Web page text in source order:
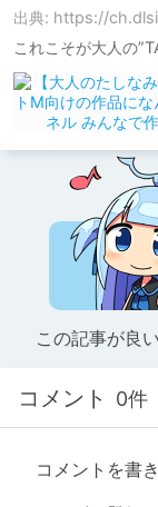
出典: https://
これこそが大人の
この記事が良
コメント 0件
コメントを書